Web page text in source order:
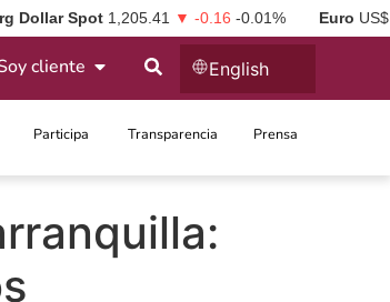
Dollar Spot 1,205.41 ▼ -0.16 -0.01% Euro
cliente English
Participa ​ Transparencia Prensa